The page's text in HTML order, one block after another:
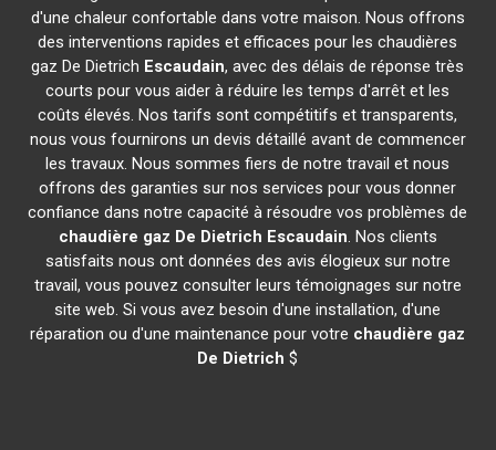
d'une chaleur confortable dans votre maison. Nous offrons
des interventions rapides et efficaces pour les chaudières
gaz De Dietrich Escaudain, avec des délais de réponse très
courts pour vous aider à réduire les temps d'arrêt et les
coûts élevés. Nos tarifs sont compétitifs et transparents,
nous vous fournirons un devis détaillé avant de commencer
les travaux. Nous sommes fiers de notre travail et nous
offrons des garanties sur nos services pour vous donner
confiance dans notre capacité à résoudre vos problèmes de
chaudière gaz De Dietrich Escaudain. Nos clients
satisfaits nous ont données des avis élogieux sur notre
travail, vous pouvez consulter leurs témoignages sur notre
site web. Si vous avez besoin d'une installation, d'une
réparation ou d'une maintenance pour votre chaudière gaz
De Dietrich $